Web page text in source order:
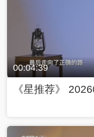
00:04:39
《星推荐》